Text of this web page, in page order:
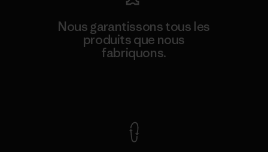
Nous garantissons tous les
produits que nous
fabriquons.